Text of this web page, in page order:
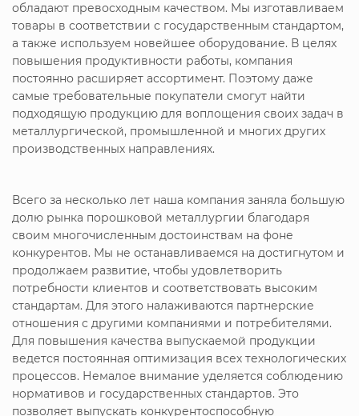
обладают превосходным качеством. Мы изготавливаем
товары в соответствии с государственным стандартом,
а также используем новейшее оборудование. В целях
повышения продуктивности работы, компания
постоянно расширяет ассортимент. Поэтому даже
самые требовательные покупатели смогут найти
подходящую продукцию для воплощения своих задач в
металлургической, промышленной и многих других
производственных направлениях.
Всего за несколько лет наша компания заняла большую
долю рынка порошковой металлургии благодаря
своим многочисленным достоинствам на фоне
конкурентов. Мы не останавливаемся на достигнутом и
продолжаем развитие, чтобы удовлетворить
потребности клиентов и соответствовать высоким
стандартам. Для этого налаживаются партнерские
отношения с другими компаниями и потребителями.
Для повышения качества выпускаемой продукции
ведется постоянная оптимизация всех технологических
процессов. Немалое внимание уделяется соблюдению
нормативов и государственных стандартов. Это
позволяет выпускать конкурентоспособную